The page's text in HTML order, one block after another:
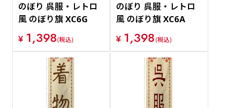
のぼり 呉服・レトロ
風 のぼり旗 XC6G
¥ 1,398(税込)
のぼり 呉服・レトロ
風 のぼり旗 XC6A
¥ 1,398(税込)